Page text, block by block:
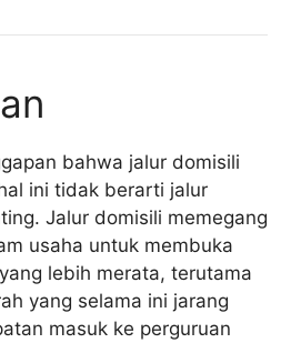
bahwa jalur domisili
ini tidak berarti jalur
Jalur domisili memegang
usaha untuk membuka
lebih merata, terutama
yang selama ini jarang
masuk ke perguruan